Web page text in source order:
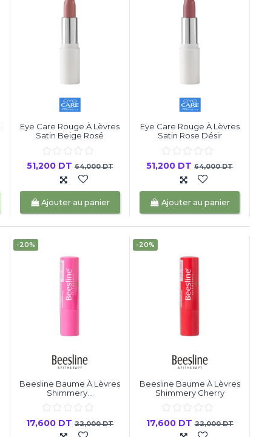
Eye Care Rouge À Lèvres
Satin Beige Rosé
51,200 DT64,000 DT
Ajouter au panier
Eye Care Rouge À Lèvres
Satin Rose Désir
51,200 DT64,000 DT
Ajouter au panier
-20%
Beesline Baume À Lèvres
Shimmery...
17,600 DT22,000 DT
-20%
Beesline Baume À Lèvres
Shimmery Cherry
17,600 DT22,000 DT